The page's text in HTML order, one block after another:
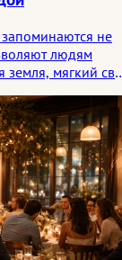
не
людям
земля, мягкий
с самого
простоту,